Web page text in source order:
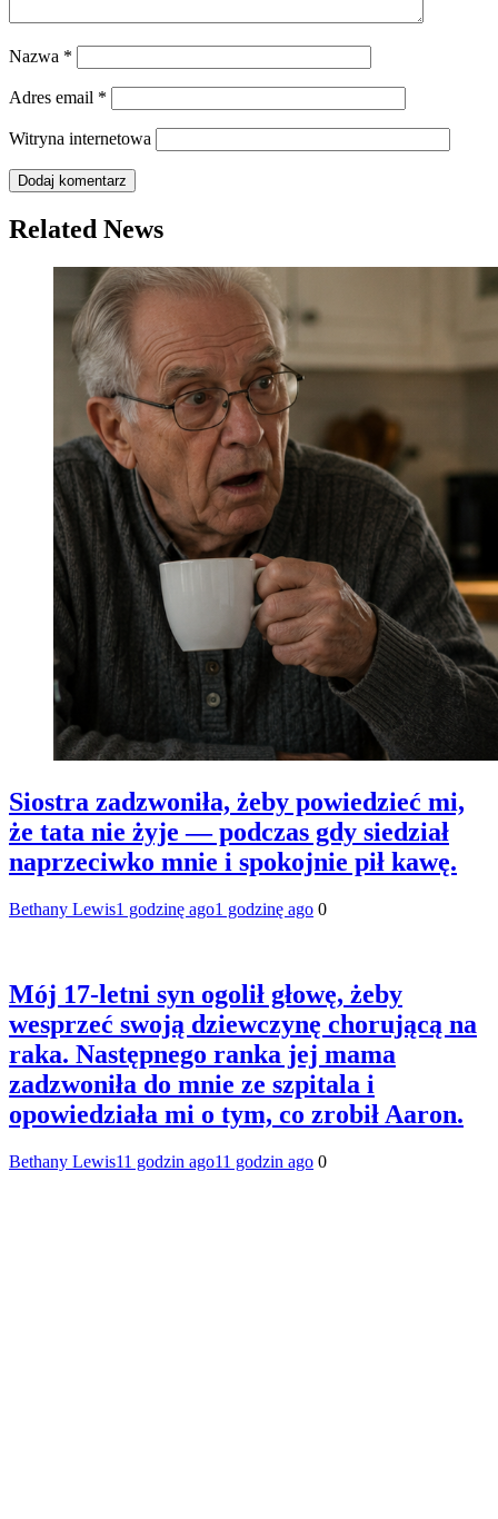
Nazwa *
Adres email *
Witryna internetowa
Related News
Siostra zadzwoniła, żeby powiedzieć mi,
że tata nie żyje — podczas gdy siedział
naprzeciwko mnie i spokojnie pił kawę.
Bethany Lewis1 godzinę ago1 godzinę ago 0
Mój 17-letni syn ogolił głowę, żeby
wesprzeć swoją dziewczynę chorującą na
raka. Następnego ranka jej mama
zadzwoniła do mnie ze szpitala i
opowiedziała mi o tym, co zrobił Aaron.
Bethany Lewis11 godzin ago11 godzin ago 0